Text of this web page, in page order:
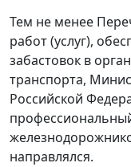
Тем не менее
работ (услуг),
забастовок в
транспорта,
Российской
направлялся.